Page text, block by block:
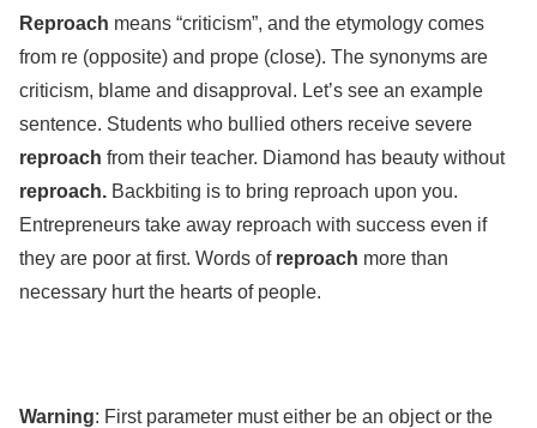
Reproach means “criticism”, and the etymology comes
from re (opposite) and prope (close). The synonyms are
criticism, blame and disapproval. Let’s see an example
sentence. Students who bullied others receive severe
reproach from their teacher. Diamond has beauty without
reproach. Backbiting is to bring reproach upon you.
Entrepreneurs take away reproach with success even if
they are poor at first. Words of reproach more than
necessary hurt the hearts of people.
Warning: First parameter must either be an object or the